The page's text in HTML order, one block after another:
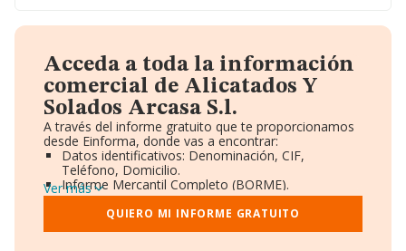
Acceda a toda la información
comercial de Alicatados Y
Solados Arcasa S.l.
A través del informe gratuito que te proporcionamos
desde Einforma, donde vas a encontrar:
Datos identificativos: Denominación, CIF,
Teléfono, Domicilio.
Informe Mercantil Completo (BORME).
Gráficos de Evolución Ventas y Empleados.
Consejo de Administración y Administradores.
Directivos y Ejecutivos.
Ver más
QUIERO MI INFORME GRATUITO